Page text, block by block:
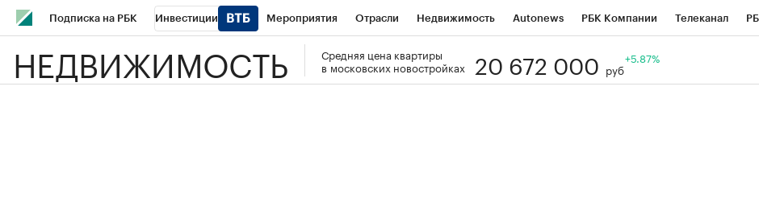
Подписка на РБК Инвестиции Мероприятия Отрасли Недвижимость Autonews РБК Компании Телеканал
Школа управления РБК РБК Образование РБК Курсы РБК Life Тренды Национальные проекты
НЕДВИЖИМОСТЬ
Средняя цена квартиры
в московских новостройках
20 672 000 руб
+5.87%